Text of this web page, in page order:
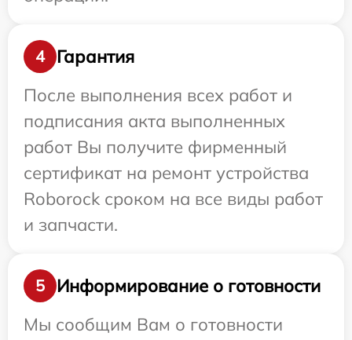
4
Гарантия
После выполнения всех работ и
подписания акта выполненных
работ Вы получите фирменный
сертификат на ремонт устройства
Roborock сроком на все виды работ
и запчасти.
5
Информирование о готовности
Мы сообщим Вам о готовности